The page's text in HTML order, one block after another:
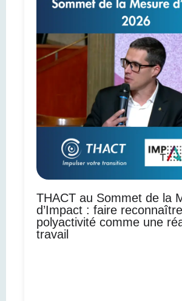
THACT au Sommet de la
d’Impact : faire
polyactivité comme une
travail